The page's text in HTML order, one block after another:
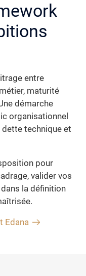
entre
maturité
démarche
organisationnel
technique et
pour
valider vos
la définition
Edana